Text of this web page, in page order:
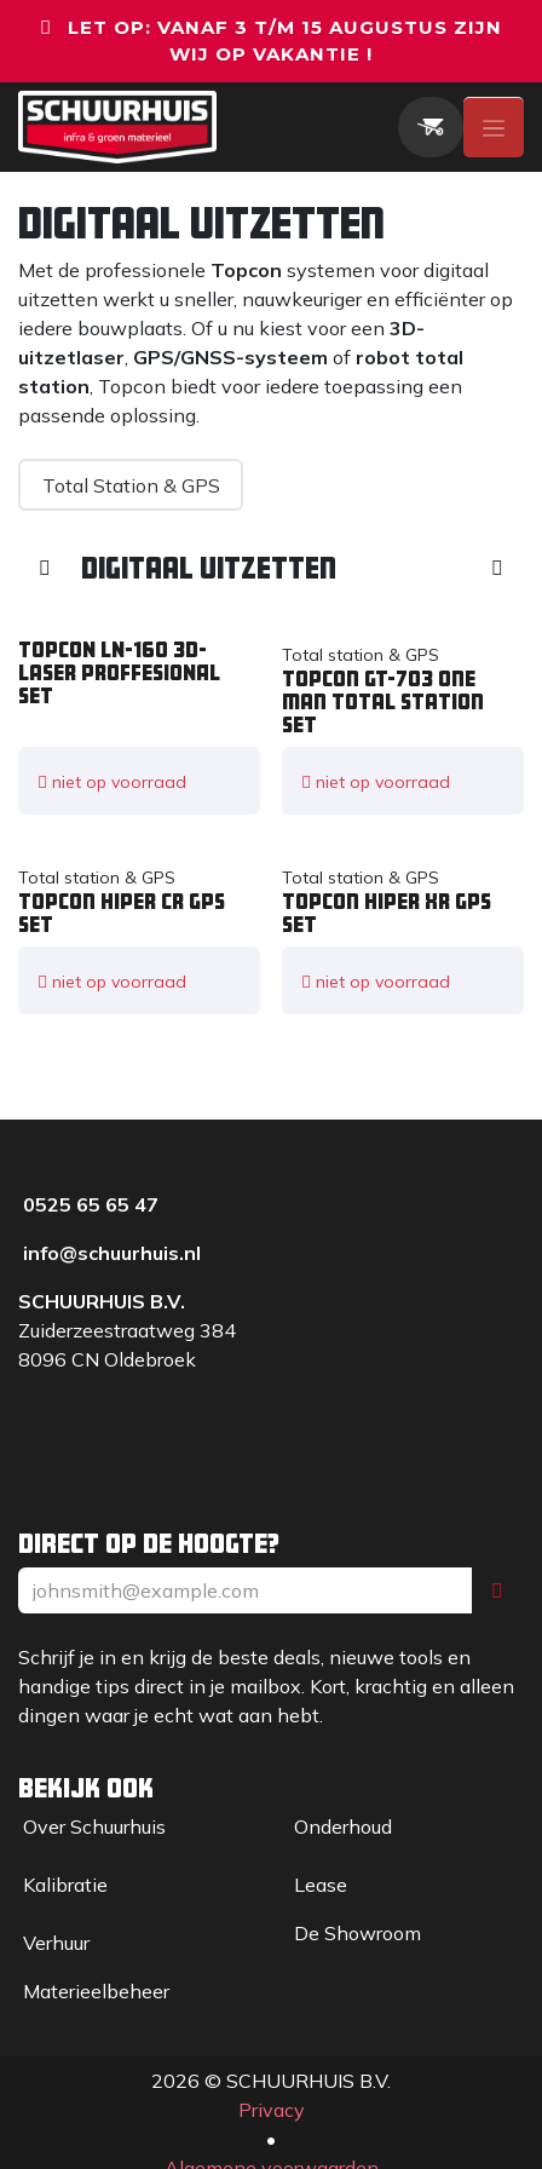
LET OP: VANAF 3 T/M 15 AUGUSTUS ZIJN
WIJ OP VAKANTIE !
Digitaal Uitzetten
Met de professionele Topcon systemen voor digitaal
uitzetten werkt u sneller, nauwkeuriger en efficiënter op
iedere bouwplaats. Of u nu kiest voor een 3D-
uitzetlaser, GPS/GNSS-systeem of robot total
station, Topcon biedt voor iedere toepassing een
passende oplossing.
Total Station & GPS
Digitaal Uitzetten
TOPCON LN-160 3D-
Laser PROFFESIONAL
set
niet op voorraad
Total station & GPS
Topcon GT-703 one
man total station
set
niet op voorraad
Total station & GPS
Topcon HIPER CR GPS
set
niet op voorraad
Total station & GPS
Topcon Hiper XR GPS
set
niet op voorraad
Direct op de hoogte?
Schrijf je in en krijg de beste deals, nieuwe tools en
handige tips direct in je mailbox. Kort, krachtig en alleen
dingen waar je echt wat aan hebt.
Bekijk ook
Over Sc​huurhuis
Kalibratie
Verhuur
Materieelbeheer
Onderhoud
Lease
De Showroom
0525 65 65 47
info@schuurhuis.nl
SCHUURHUIS B.V.
Zuiderzeestraatweg 384
8096 CN Oldebroek
2026 © SCHUURHUIS B.V.
Privacy
​• ​